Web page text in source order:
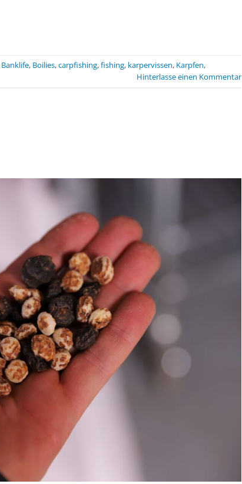
Banklife, Boilies,carpfishing,fishing, karpervissen, Karpfen,
Hinterlasse einen Kommentar